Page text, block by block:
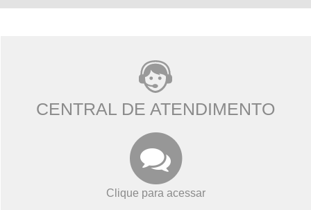
CENTRAL DE ATENDIMENTO
Clique para acessar